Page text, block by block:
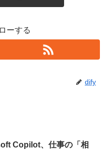
ーする
dify
Copilot、仕事の「相